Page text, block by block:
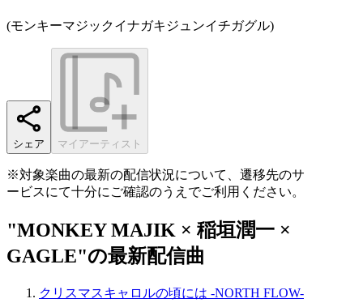
(モンキーマジックイナガキジュンイチガグル)
シェア マイアーティスト
※対象楽曲の最新の配信状況について、遷移先のサ
ービスにて十分にご確認のうえでご利用ください。
"MONKEY MAJIK × 稲垣潤一 ×
GAGLE"の最新配信曲
クリスマスキャロルの頃には -NORTH FLOW-